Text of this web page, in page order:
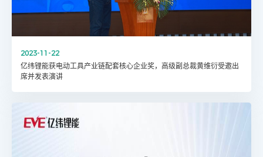
2023-11-22
亿纬锂能获电动工具产业链配套核心企业奖，高级副总裁黄维衍受邀出
席并发表演讲